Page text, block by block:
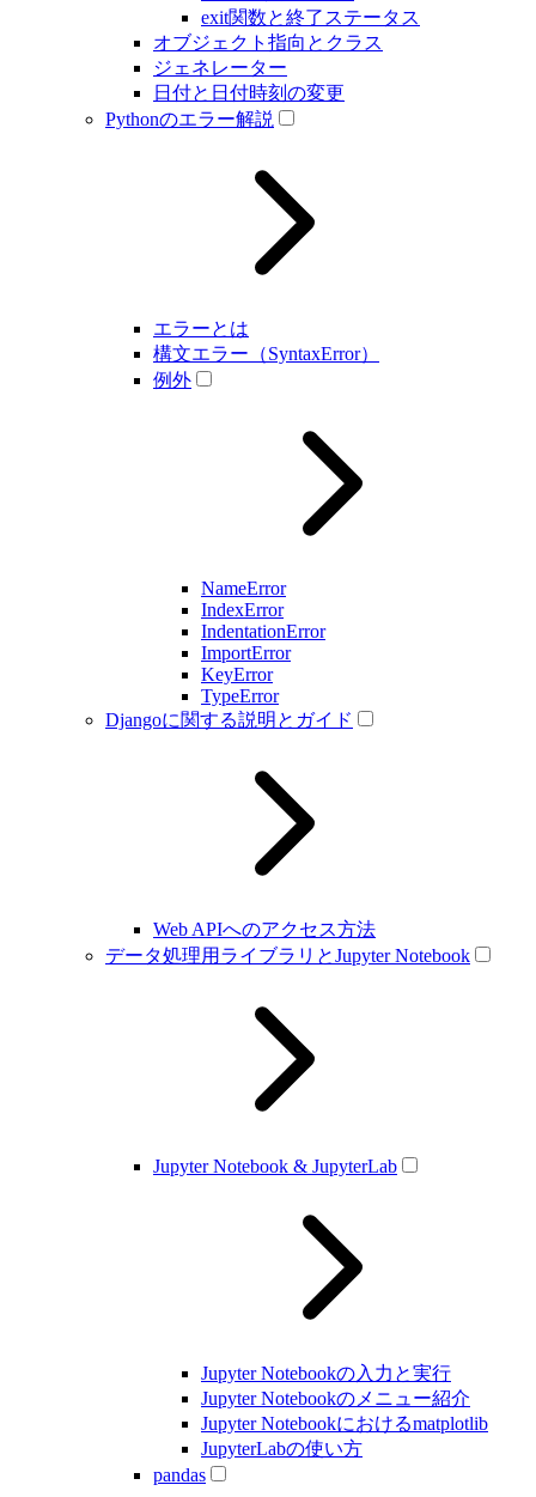
exit関数と終了ステータス
オブジェクト指向とクラス
ジェネレーター
日付と日付時刻の変更
Pythonのエラー解説
エラーとは
構文エラー（SyntaxError）
例外
NameError
IndexError
IndentationError
ImportError
KeyError
TypeError
Djangoに関する説明とガイド
Web APIへのアクセス方法
データ処理用ライブラリとJupyter Notebook
Jupyter Notebook & JupyterLab
Jupyter Notebookの入力と実行
Jupyter Notebookのメニュー紹介
Jupyter Notebookにおけるmatplotlib
JupyterLabの使い方
pandas